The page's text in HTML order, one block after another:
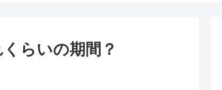
らいの期間？